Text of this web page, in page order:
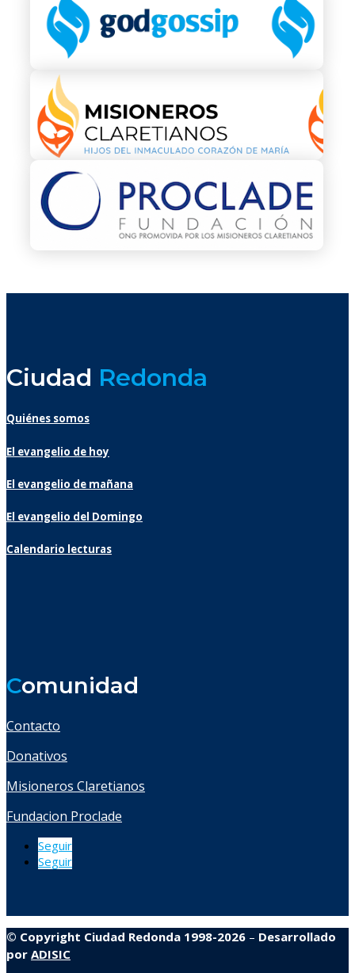
Ciudad Redonda
Quiénes somos
El evangelio de hoy
El evangelio de mañana
El evangelio del Domingo
Calendario lecturas
Comunidad
Contacto
Donativos
Misioneros Claretianos
Fundacion Proclade
Seguir
Seguir
© Copyright Ciudad Redonda 1998-2026 – Desarrollado
por ADISIC